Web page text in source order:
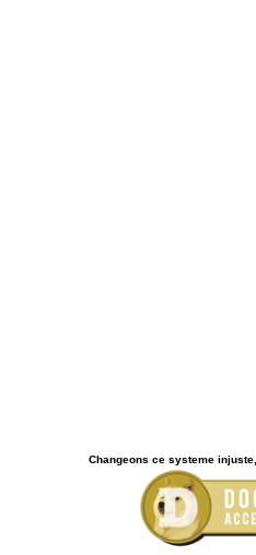
Changeons ce systeme injuste,